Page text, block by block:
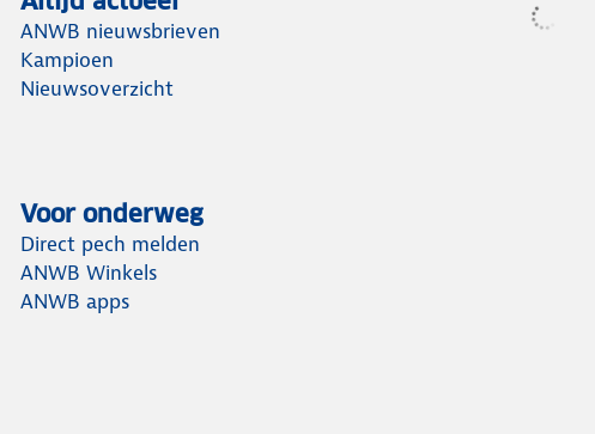
ANWB nieuwsbrieven
Kampioen
Nieuwsoverzicht
Voor onderweg
Direct pech melden
ANWB Winkels
ANWB apps